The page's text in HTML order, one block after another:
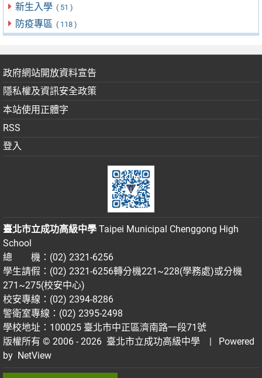
新生入學 ( 51 )
防疫專區 ( 118 )
政府網站開放資料宣告
隱私權及資訊安全政策
本站使用正體字
RSS
登入
臺北市立成功高級中學 Taipei Municipal Chenggong High
School
總 機：(02) 2321-6256
學生請假：(02) 2321-6256轉分機221~228(學務處)或分機
271~275(校安中心)
校安專線：(02) 2394-8286
警衛室專線：(02) 2395-2498
學校地址：100025 臺北市中正區濟南路一段71號
版權所有 © 2006 - 2026 臺北市立成功高級中學
| Powered
by NetView